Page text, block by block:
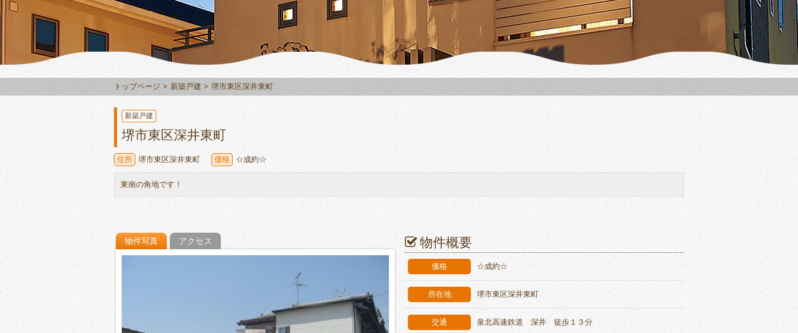
トップページ 新築戸建 堺市東区深井東町
新築戸建
堺市東区深井東町
住所 堺市東区深井東町 価格 ☆成約☆
東南の角地です！
物件写真 アクセス 物件概要
価格 ☆成約☆
所在地 堺市東区深井東町
交通 泉北高速鉄道 深井 徒歩１３分